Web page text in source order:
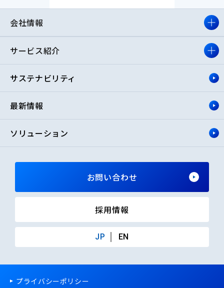
会社情報
サービス紹介
サステナビリティ
最新情報
ソリューション
お問い合わせ
採用情報
JP EN
プライバシーポリシー